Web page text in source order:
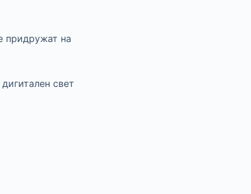
придружат на
свет